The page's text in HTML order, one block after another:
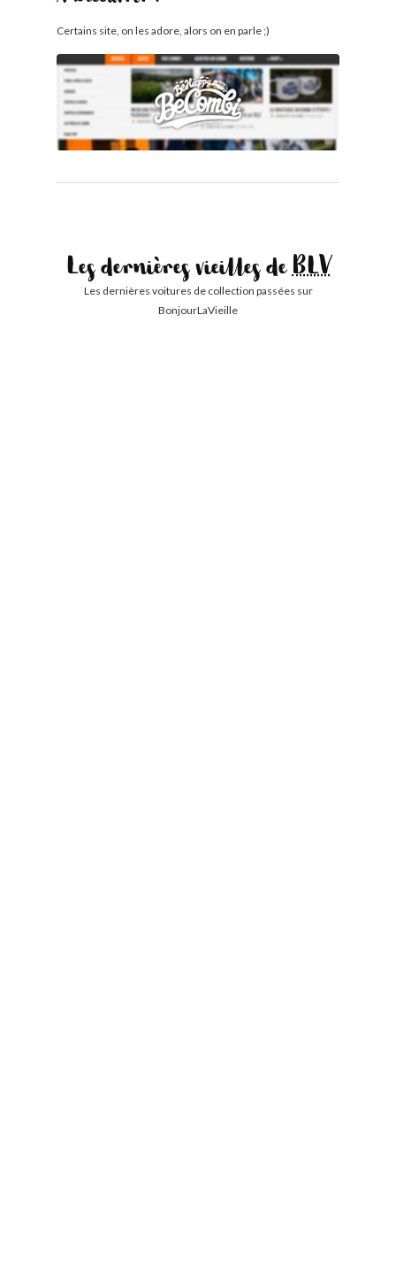
Certains site, on les adore, alors on en parle ;)
Les dernières vieilles deBLV
Les dernières voitures de collection passées sur
BonjourLaVieille